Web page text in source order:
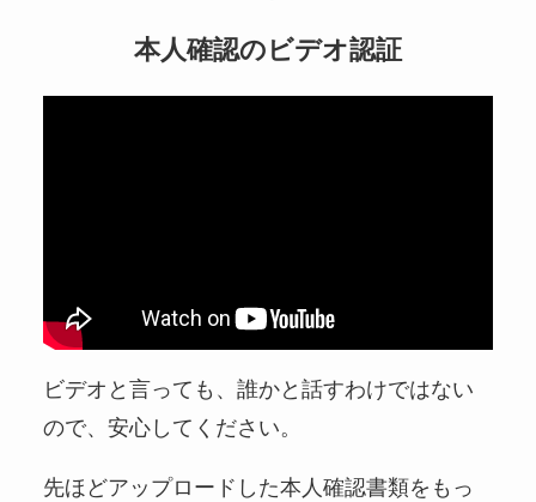
本人確認のビデオ認証
ビデオと言っても、誰かと話すわけではない
ので、安心してください。
先ほどアップロードした本人確認書類をもっ